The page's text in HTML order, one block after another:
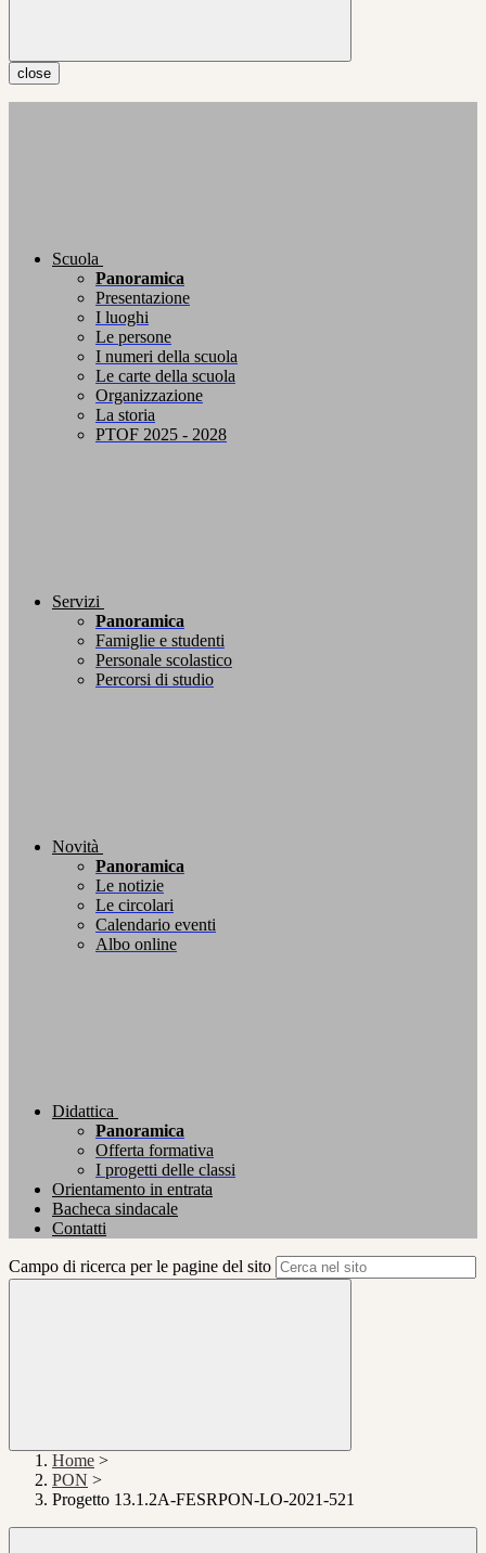
close
Scuola
Panoramica
Presentazione
I luoghi
Le persone
I numeri della scuola
Le carte della scuola
Organizzazione
La storia
PTOF 2025 - 2028
Servizi
Panoramica
Famiglie e studenti
Personale scolastico
Percorsi di studio
Novità
Panoramica
Le notizie
Le circolari
Calendario eventi
Albo online
Didattica
Panoramica
Offerta formativa
I progetti delle classi
Orientamento in entrata
Bacheca sindacale
Contatti
Campo di ricerca per le pagine del sito
Home >
PON >
Progetto 13.1.2A-FESRPON-LO-2021-521